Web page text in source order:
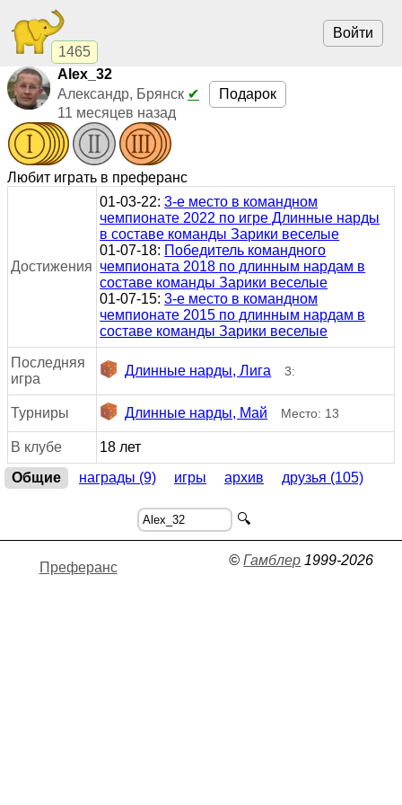
1465
Войти
Alex_32
Александр, Брянск ✔
11 месяцев назад
Подарок
Любит играть в преферанс
Достижения
01-03-22:3-е место в командном
чемпионате 2022 по игре Длинные нарды
в составе команды Зарики веселые
01-07-18: Победитель командного
чемпионата 2018 по длинным нардам в
составе команды Зарики веселые
01-07-15:3-е место в командном
чемпионате 2015 по длинным нардам в
составе команды Зарики веселые
Последняя
игра
Длинные нарды, Лига 3:
Турниры Длинные нарды, Май Место: 13
В клубе
18 лет
Общие
награды (9) игры архив друзья (105)
🔍
Преферанс ©Гамблер 1999-2026